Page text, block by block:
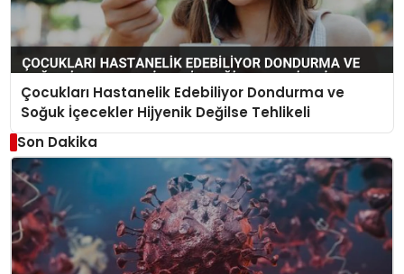
Çocukları Hastanelik Edebiliyor Dondurma ve
Soğuk İçecekler Hijyenik Değilse Tehlikeli
Son Dakika